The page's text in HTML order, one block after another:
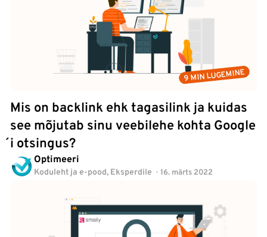
9 MIN LUGEMINE
Mis on backlink ehk tagasilink ja kuidas
see mõjutab sinu veebilehe kohta Google
´i otsingus?
Optimeeri
Koduleht ja e-pood, Eksperdile 16. märts 2022